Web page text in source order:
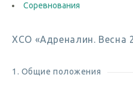
Соревнования
ХСО «Адреналин. Весна
1. Общие положения